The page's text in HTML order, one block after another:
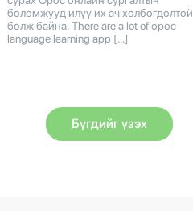
боломжууд илүү их ач холбогдолтой
болж байна. There are a lot of орос
language learning app […]
Бүгдийг үзэх